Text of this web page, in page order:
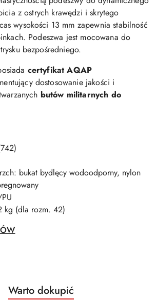
z ostrych krawędzi i skrytego
wysokości 13 mm zapewnia stabilność
Podeszwa jest mocowana do
bezpośredniego.
certyfikat AQAP
dostosowanie jakości i
butów militarnych do
bukat bydlęcy wodoodporny, nylon
kg (dla rozm. 42)
produktów
Produkty
Warto dokupić